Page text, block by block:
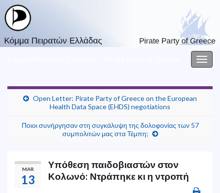
Open Letter: Pirate Party of Greece on the European
Health Data Space (EHDS) negotiations
Ποιοι συνήργησαν στη συγκάλυψη της δολοφονίας των 57
συμπολιτών μας στα Τέμπη;
MAR
13
Υπόθεση παιδοβιαστών στον
Κολωνό: Ντράπηκε κι η ντροπή